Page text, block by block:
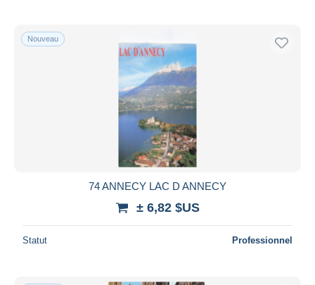
Nouveau
74 ANNECY LAC D ANNECY
± 6,82 $US
Statut Professionnel